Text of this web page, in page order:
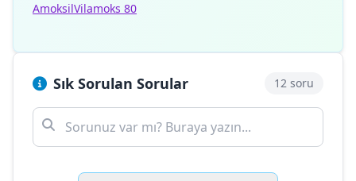
AmoksilVilamoks 80
Sık Sorulan Sorular 12 soru